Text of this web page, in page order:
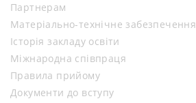
Партнерам
Матеріально-технічне забезпечення
Історія закладу освіти
Міжнародна співпраця
Правила прийому
Документи до вступу